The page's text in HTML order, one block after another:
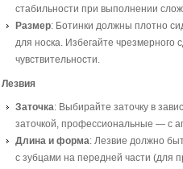
стабильности при выполнении
Размер: Ботинки должны плотно
для носка. Избегайте
чувствительности.
Лезвия
Заточка: Выбирайте заточку в
заточкой, профессиональные — с
Длина и форма: Лезвие должно
с зубцами на передней части (для